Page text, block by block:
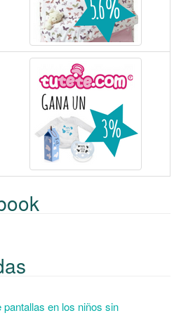
en los niños sin